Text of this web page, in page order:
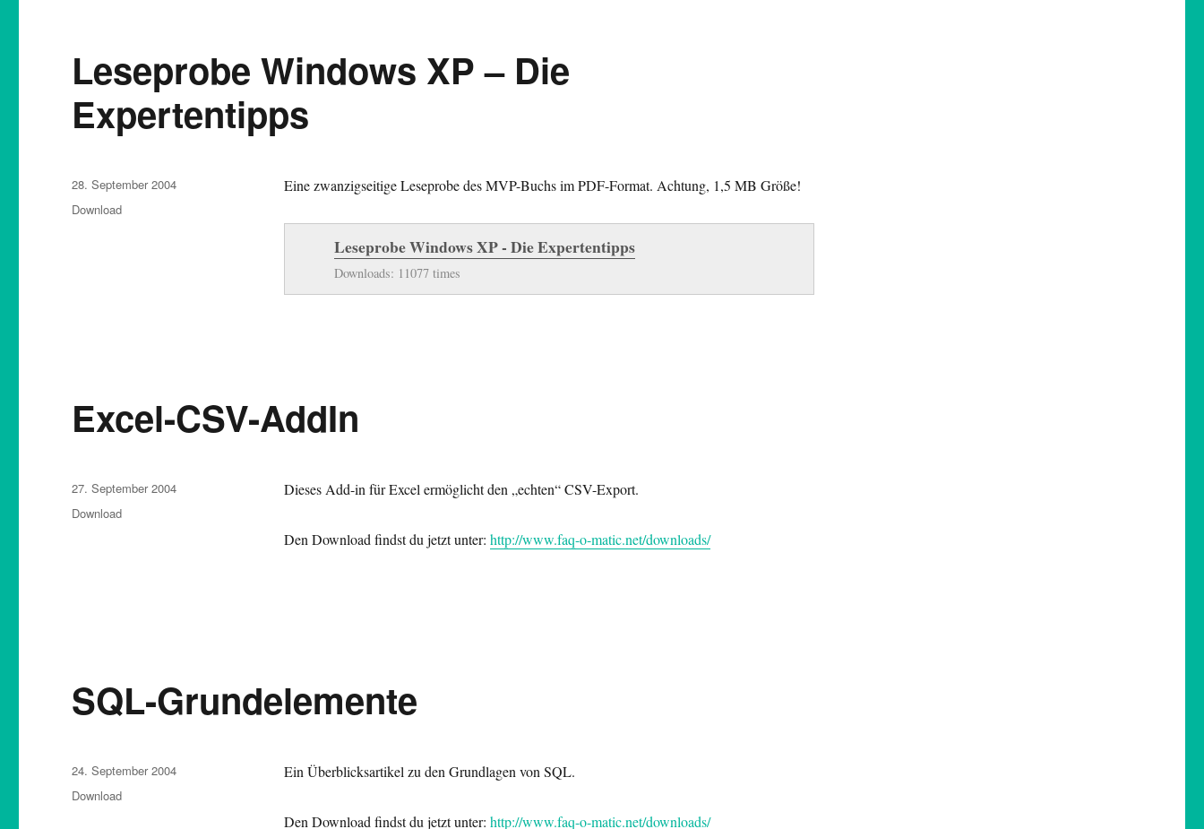
Leseprobe Windows XP – Die
Expertentipps
Eine zwanzigseitige Leseprobe des MVP-Buchs im PDF-Format. Achtung, 1,5 MB Größe!
Leseprobe Windows XP - Die Expertentipps
Downloads: 11077 times
Veröffentlicht
am
28. September 2004
Kategorien
Download
Excel-CSV-AddIn
Dieses Add-in für Excel ermöglicht den „echten“ CSV-Export.
Den Download findst du jetzt unter: http://www.faq-o-matic.net/downloads/
Veröffentlicht
am
27. September 2004
Kategorien
Download
SQL-Grundelemente
Ein Überblicksartikel zu den Grundlagen von SQL.
Den Download findst du jetzt unter: http://www.faq-o-matic.net/downloads/
Veröffentlicht
am
24. September 2004
Kategorien
Download